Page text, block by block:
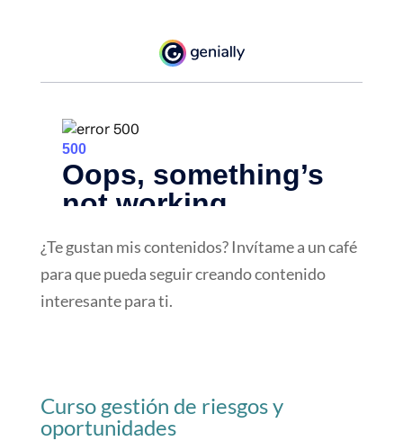
¿Te gustan mis contenidos? Invítame a un café
para que pueda seguir creando contenido
interesante para ti.
Curso gestión de riesgos y
oportunidades